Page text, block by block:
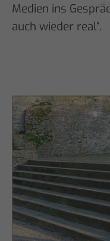
Medien ins
auch wieder real“.